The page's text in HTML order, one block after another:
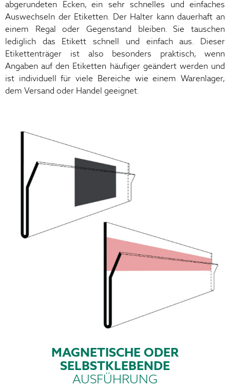
abgerundeten Ecken, ein sehr schnelles und einfaches
Auswechseln der Etiketten. Der Halter kann dauerhaft an
einem Regal oder Gegenstand bleiben. Sie tauschen
lediglich das Etikett schnell und einfach aus. Dieser
Etikettenträger ist also besonders praktisch, wenn
Angaben auf den Etiketten häufiger geändert werden und
ist individuell für viele Bereiche wie einem Warenlager,
dem Versand oder Handel geeignet.
MAGNETISCHE ODER
SELBSTKLEBENDE
AUSFÜHRUNG